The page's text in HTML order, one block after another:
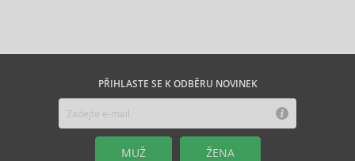
PŘIHLASTE SE K ODBĚRU NOVINEK
MUŽ ŽENA